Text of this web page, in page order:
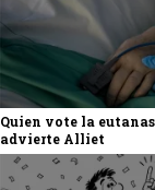
Quien vote la
advierte Alliet